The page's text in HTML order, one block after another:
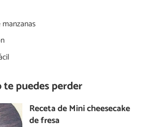
te puedes perder
Receta de Mini cheesecake
de fresa